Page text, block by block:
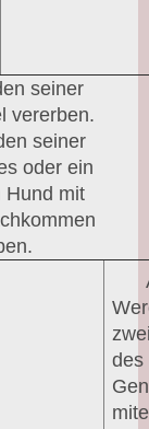
seiner
vererben.
seiner
oder ein
Hund mit
des